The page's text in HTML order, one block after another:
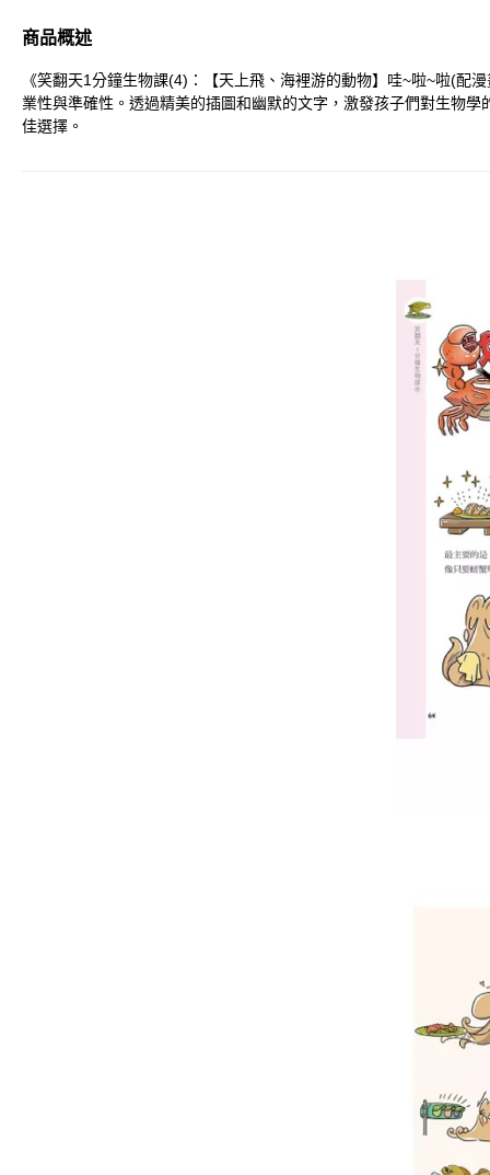
商品概述
《笑翻天1分鐘生物課(4)：【天上飛、海裡游的動物】哇~啦~啦(配
業性與準確性。透過精美的插圖和幽默的文字，激發孩子們對生物
佳選擇。